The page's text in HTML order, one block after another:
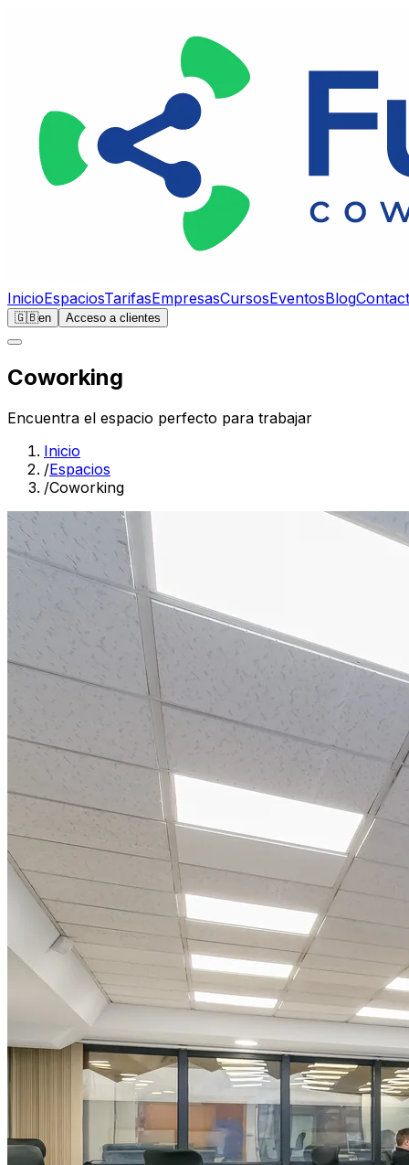
InicioEspaciosTarifasEmpresasCursosEventosBlog
🇬🇧en Acceso a clientes
Coworking
Encuentra el espacio perfecto para trabajar
Inicio
/Espacios
/Coworking